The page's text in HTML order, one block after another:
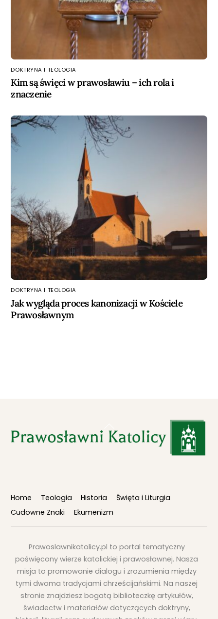
DOKTRYNA I TEOLOGIA
Kim są święci w prawosławiu – ich rola i
znaczenie
DOKTRYNA I TEOLOGIA
Jak wygląda proces kanonizacji w Kościele
Prawosławnym
To
Home Teologia Historia
Święta i Liturgia
Cudowne Znaki
Ekumenizm
Prawoslawnikatolicy.pl to portal tematyczny
poświęcony wierze katolickiej i prawosławnej. Nasza
misja to promowanie dialogu i zrozumienia między
tymi dwoma tradycjami chrześcijańskimi. Na naszej
stronie znajdziesz bogatą biblioteczkę artykułów,
świadectw i materiałów dotyczących doktryny,